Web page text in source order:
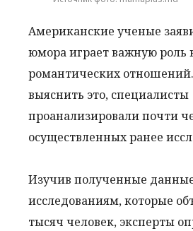
Американские ученые
юмора играет важную роль
романтических
выяснить это, специалисты
проанализировали почти
осуществленных ранее
Изучив полученные
исследованиям, которые
тысяч человек, эксперты